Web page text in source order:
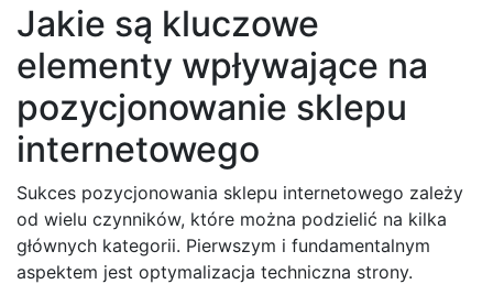
Jakie są kluczowe
elementy wpływające na
pozycjonowanie sklepu
internetowego
Sukces pozycjonowania sklepu internetowego zależy
od wielu czynników, które można podzielić na kilka
głównych kategorii. Pierwszym i fundamentalnym
aspektem jest optymalizacja techniczna strony.